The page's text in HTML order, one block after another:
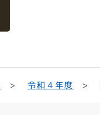
令和４年度